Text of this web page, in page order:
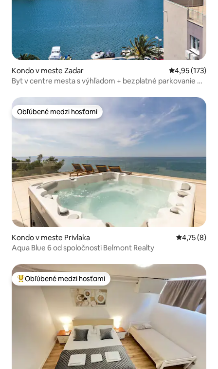
Kondo v meste Zadar Priemerné
4,95 (173)
Byt v centre mesta s výhľadom + bezplatné parkovanie na
Obľúbené medzi hosťami
Obľúbené medzi hosťami
Kondo v meste Privlaka Priemerné
4,75 (8)
Aqua Blue 6 od spoločnosti Belmont Realty
Najobľúbenejšie medzi hosťami
Obľúbené medzi hosťami